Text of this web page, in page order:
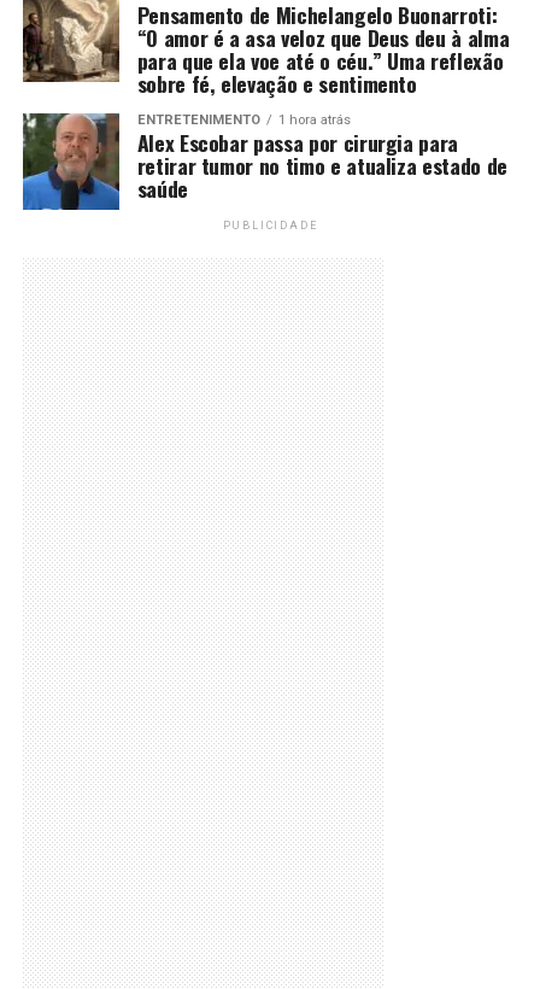
Pensamento de Michelangelo Buonarroti:
“O amor é a asa veloz que Deus deu à alma
para que ela voe até o céu.” Uma reflexão
sobre fé, elevação e sentimento
ENTRETENIMENTO 1 hora atrás
Alex Escobar passa por cirurgia para
retirar tumor no timo e atualiza estado de
saúde
PUBLICIDADE